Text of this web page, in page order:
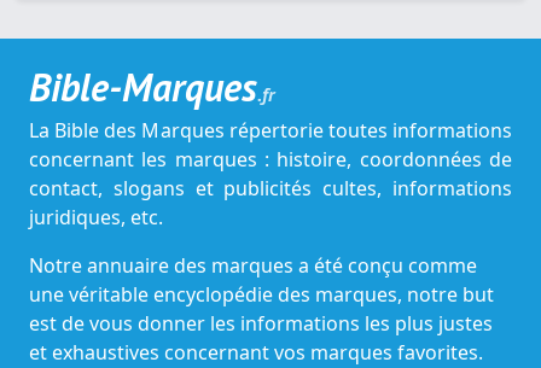
Bible-Marques.fr
La Bible des Marques répertorie toutes informations
concernant les marques : histoire, coordonnées de
contact, slogans et publicités cultes, informations
juridiques, etc.
Notre annuaire des marques a été conçu comme
une véritable encyclopédie des marques, notre but
est de vous donner les informations les plus justes
et exhaustives concernant vos marques favorites.